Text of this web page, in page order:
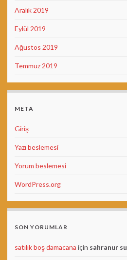
Aralık 2019
Eylül 2019
Ağustos 2019
Temmuz 2019
META
Giriş
Yazı beslemesi
Yorum beslemesi
WordPress.org
SON YORUMLAR
satılık boş damacana için sahranur su